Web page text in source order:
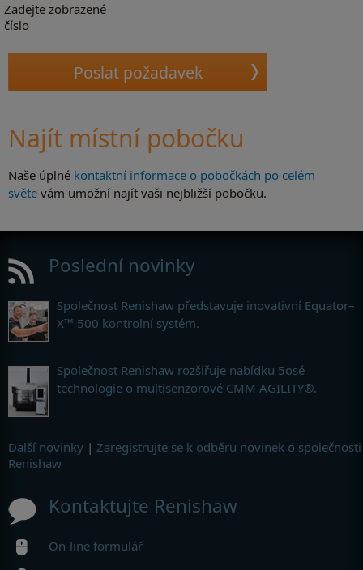
Zadejte zobrazené
číslo
Najít místní pobočku
Naše úplné kontaktní informace o pobočkách po celém
světe vám umožní najít vaši nejbližší pobočku.
Poslední novinky
Společnost Renishaw představuje inovativní Equator–
X™ 500 kontrolní systém.
Společnost Renishaw rozšiřuje nabídku 5osé
technologie o multisenzorové CMM AGILITY®.
Další novinky | Zaregistrujte se k odběru novinek o společnosti
Renishaw
Kontaktujte Renishaw
On-line formulář